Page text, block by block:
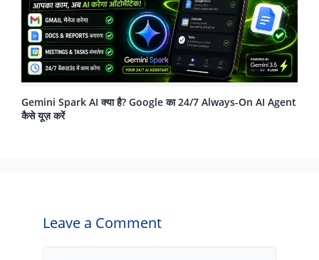
Gemini Spark AI क्या है? Google का 24/7 Always-On AI Agent
कैसे यूज़ करें
Leave a Comment